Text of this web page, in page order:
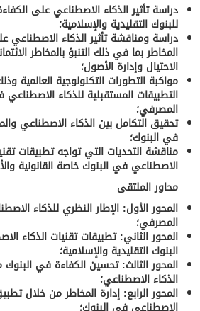
دراسة تأثير الذكاء الاصطناعي على
للبنوك التقليدية والإسلامية؛
دراسة ومناقشة تأثير الذكاء الاصطناعي
المخاطر بما في ذلك التنبؤ بالمخاطر
الاحتيال وإدارة الأصول؛
مواكبة التطورات التكنولوجية العالمية
التطبيقات المستقبلية للذكاء
المصرفي؛
تحقيق التكامل بين الذكاء الاصطناعي
في البنوك؛
مناقشة التحديات التي تواجه تطبيقات
الاصطناعي في البنوك خاصة القانونية
محاور الملتقى
المحور الأول: الطار النظري للذكاء
المصرفي؛
المحور الثاني: تطبيقات تقنيات الذكاء
البنوك التقليدية والإسلامية؛
المحور الثالث: تحسين الكفاءة في
الذكاء الاصطناعي؛
المحور الرابع: إدارة المخاطر من خلال